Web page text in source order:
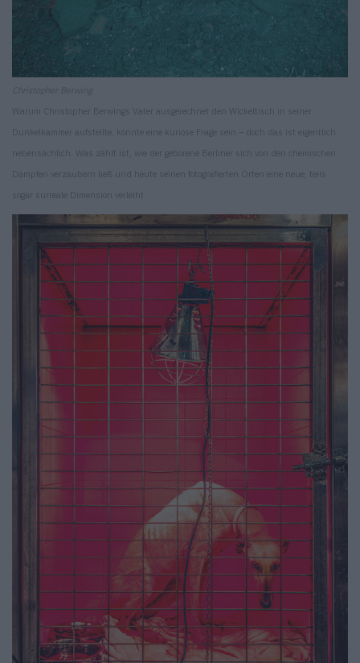
Warum Christopher Berwings Vater ausgerechnet den Wickeltisch in seiner
Dunkelkammer aufstellte, könnte eine kuriose Frage sein – doch das ist eigentlich
nebensächlich. Was zählt ist, wie der geborene Berliner sich von den chemischen
Dämpfen verzaubern ließ und heute seinen fotografierten Orten eine neue, teils
sogar surreale Dimension verleiht.